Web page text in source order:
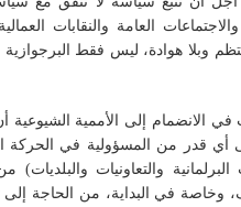
العامة والنقابات
وبلا هوادة، ليس فقط
الانضمام إلى الأممية الشيوعية
أي قدر من المسؤولية في الحركة
البرلمانية والتعاونيات
وخاصة في البداية، من الحاجة